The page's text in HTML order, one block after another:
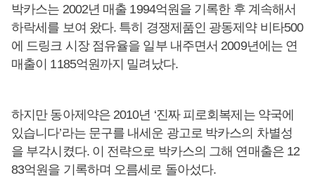
박카스는 2002년 매출 1994억원을 기록한 후 계속해서
하락세를 보여 왔다. 특히 경쟁제품인 광동제약 비타500
에 드링크 시장 점유율을 일부 내주면서 2009년에는 연
매출이 1185억원까지 밀려났다.
하지만 동아제약은 2010년 ‘진짜 피로회복제는 약국에
있습니다’라는 문구를 내세운 광고로 박카스의 차별성
을 부각시켰다. 이 전략으로 박카스의 그해 연매출은 12
83억원을 기록하며 오름세로 돌아섰다.